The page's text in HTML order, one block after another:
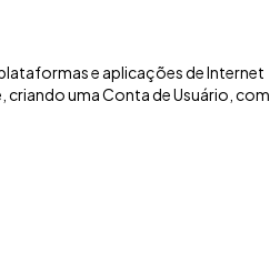
e aplicações de Internet
criando uma Conta de Usuário, com